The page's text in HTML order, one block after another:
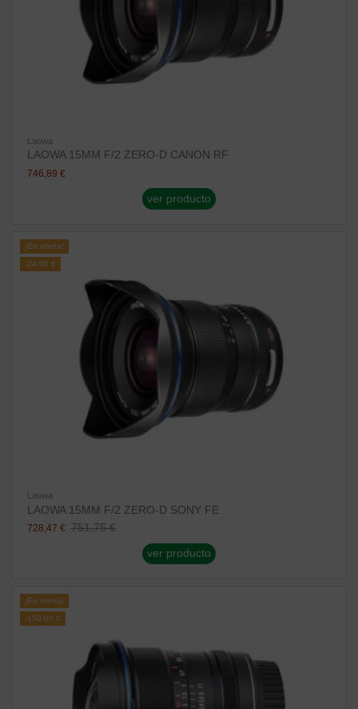
Laowa
LAOWA 15MM F/2 ZERO-D CANON RF
746,89 €
ver producto
¡En oferta!
-24,00 €
Laowa
LAOWA 15MM F/2 ZERO-D SONY FE
728,47 € 751,75 €
ver producto
¡En oferta!
-150,00 €